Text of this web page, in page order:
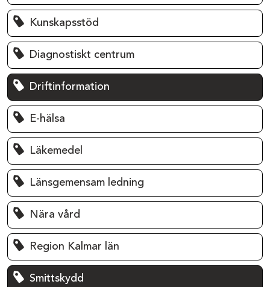
Kunskapsstöd
Diagnostiskt centrum
Driftinformation
E-hälsa
Läkemedel
Länsgemensam ledning
Nära vård
Region Kalmar län
Smittskydd